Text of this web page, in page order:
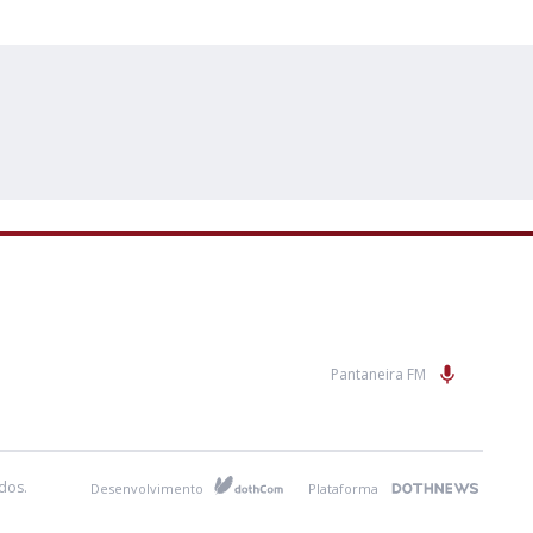
Pantaneira FM
Plataforma
Desenvolvimento